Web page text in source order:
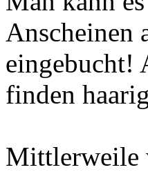
Anscheinen
eingebucht!
finden haarig
Mittlerweile